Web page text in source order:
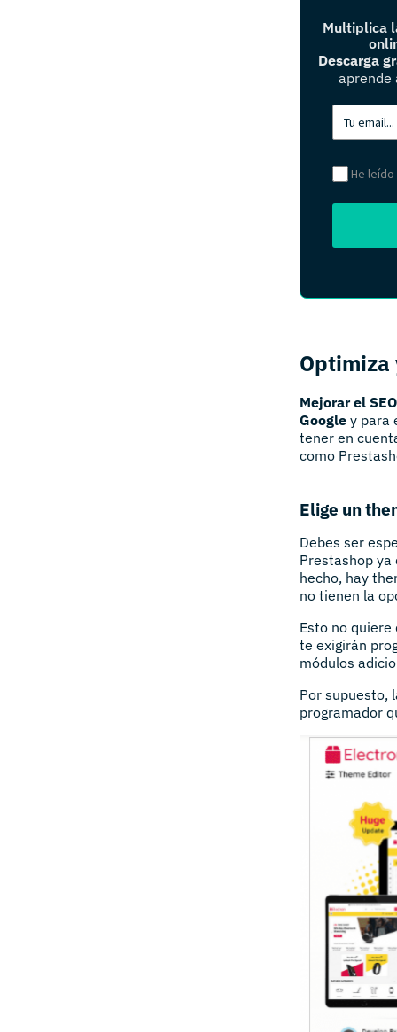
Multiplica
Descarga
aprende
He
Optimiza
Mejorar el
Google y para
tener en
como
Elige un
Debes ser
Prestashop
hecho, hay
no tienen la
Esto no
te exigirán
módulos
Por supuesto,
programador